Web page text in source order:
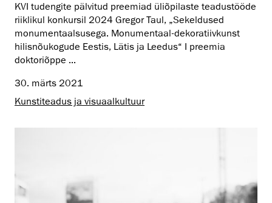
KVI tudengite pälvitud preemiad üliõpilaste teadustööde
riiklikul konkursil 2024 Gregor Taul, „Sekeldused
monumentaalsusega. Monumentaal-dekoratiivkunst
hilisnõukogude Eestis, Lätis ja Leedus“ I preemia
doktoriõppe ...
30. märts 2021
Kunstiteadus ja visuaalkultuur